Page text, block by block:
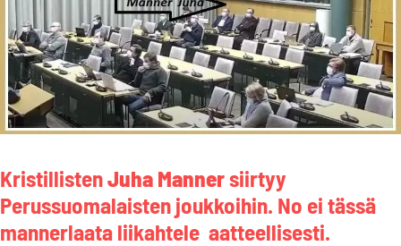
KristillistenJuha Mannersiirtyy
Perussuomalaisten joukkoihin. No ei tässä
mannerlaata liikahtele aatteellisesti.